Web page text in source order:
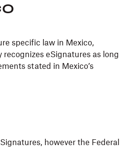
specific law in Mexico,
recognizes eSignatures as long
stated in Mexico’s
however the Federal